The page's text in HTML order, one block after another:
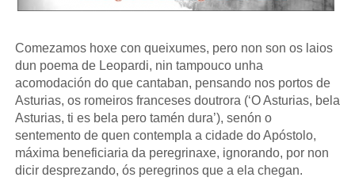
Comezamos hoxe con queixumes, pero non son os laios
dun poema de Leopardi, nin tampouco unha
acomodación do que cantaban, pensando nos portos de
Asturias, os romeiros franceses doutrora (‘O Asturias, bela
Asturias, ti es bela pero tamén dura’), senón o
sentemento de quen contempla a cidade do Apóstolo,
máxima beneficiaria da peregrinaxe, ignorando, por non
dicir desprezando, ós peregrinos que a ela chegan.